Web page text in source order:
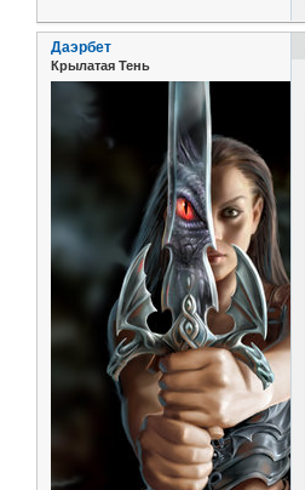
Даэрбет
Крылатая Тень